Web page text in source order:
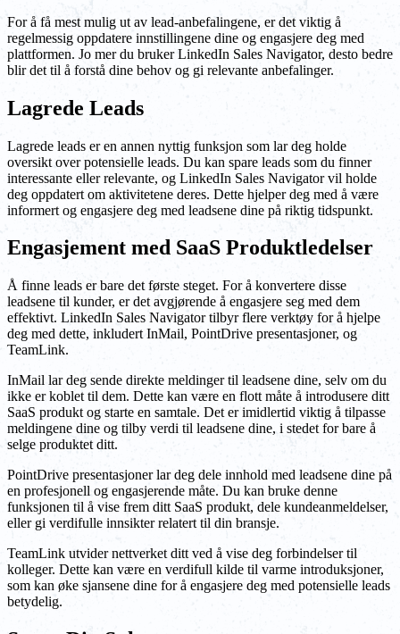
For å få mest mulig ut av lead-anbefalingene, er det viktig å
regelmessig oppdatere innstillingene dine og engasjere deg med
plattformen. Jo mer du bruker LinkedIn Sales Navigator, desto bedre
blir det til å forstå dine behov og gi relevante anbefalinger.
Lagrede Leads
Lagrede leads er en annen nyttig funksjon som lar deg holde
oversikt over potensielle leads. Du kan spare leads som du finner
interessante eller relevante, og LinkedIn Sales Navigator vil holde
deg oppdatert om aktivitetene deres. Dette hjelper deg med å være
informert og engasjere deg med leadsene dine på riktig tidspunkt.
Engasjement med SaaS Produktledelser
Å finne leads er bare det første steget. For å konvertere disse
leadsene til kunder, er det avgjørende å engasjere seg med dem
effektivt. LinkedIn Sales Navigator tilbyr flere verktøy for å hjelpe
deg med dette, inkludert InMail, PointDrive presentasjoner, og
TeamLink.
InMail lar deg sende direkte meldinger til leadsene dine, selv om du
ikke er koblet til dem. Dette kan være en flott måte å introdusere ditt
SaaS produkt og starte en samtale. Det er imidlertid viktig å tilpasse
meldingene dine og tilby verdi til leadsene dine, i stedet for bare å
selge produktet ditt.
PointDrive presentasjoner lar deg dele innhold med leadsene dine på
en profesjonell og engasjerende måte. Du kan bruke denne
funksjonen til å vise frem ditt SaaS produkt, dele kundeanmeldelser,
eller gi verdifulle innsikter relatert til din bransje.
TeamLink utvider nettverket ditt ved å vise deg forbindelser til
kolleger. Dette kan være en verdifull kilde til varme introduksjoner,
som kan øke sjansene dine for å engasjere deg med potensielle leads
betydelig.